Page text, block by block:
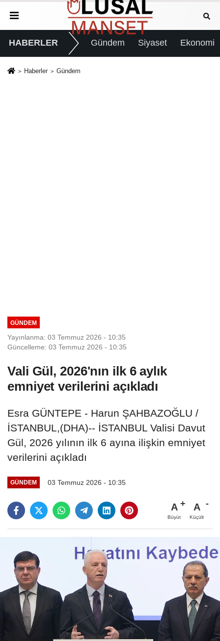
HABERLER Gündem Siyaset Ekonomi
Haberler Gündem
GÜNDEM
Yayınlanma: 03 Temmuz 2026 - 10:35
Güncelleme: 03 Temmuz 2026 - 10:35
Vali Gül, 2026'nın ilk 6 aylık
emniyet verilerini açıkladı
Esra GÜNTEPE - Harun ŞAHBAZOĞLU /
İSTANBUL,(DHA)-- İSTANBUL Valisi Davut
Gül, 2026 yılının ilk 6 ayına ilişkin emniyet
verilerini açıkladı
GÜNDEM 03 Temmuz 2026 - 10:35
A
Büyüt
A
Küçült